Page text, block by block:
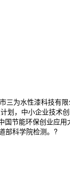
为水性漆科技
，中小企业技
节能环保创业应
部科学院检测。?